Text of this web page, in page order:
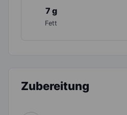
7 g
Fett
Zubereitung